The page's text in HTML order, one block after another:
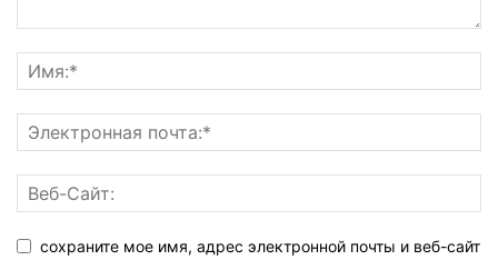
сохраните мое имя, адрес электронной почты и веб-сайт